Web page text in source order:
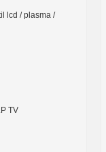
lcd / plasma /
TV